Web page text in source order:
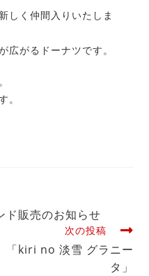
しく仲間入りいたしま
広がるドーナツです。
。
ド販売のお知らせ
次の投稿
「kiri no 淡雪 グラニー
タ」